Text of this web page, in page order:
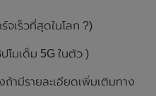
จเร็วที่สุดในโลก ?)
โมเด็ม 5G ในตัว )
ามีรายละเอียดเพิ่มเติมทาง